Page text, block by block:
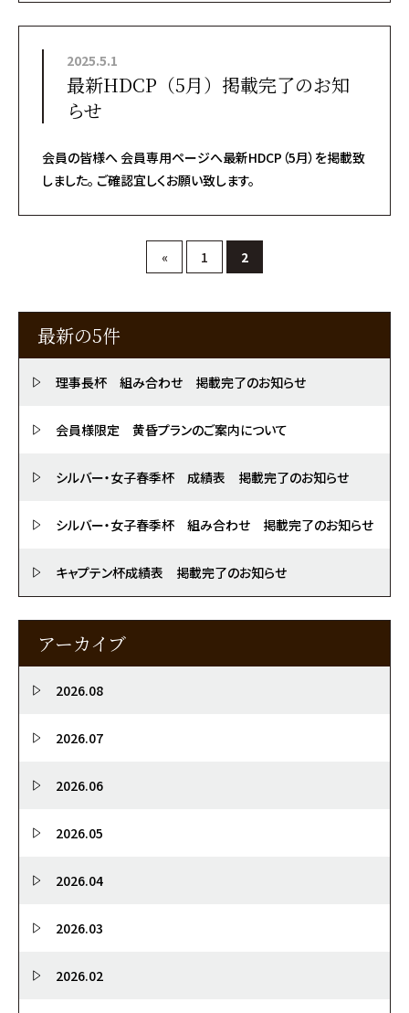
2025.5.1
最新HDCP（5月）掲載完了のお知
らせ
会員の皆様へ 会員専用ページへ最新HDCP（5月）を掲載致
しました。 ご確認宜しくお願い致します。
« 1 2
最新の5件
理事長杯 組み合わせ 掲載完了のお知らせ
会員様限定 黄昏プランのご案内について
シルバー・女子春季杯 成績表 掲載完了のお知らせ
シルバー・女子春季杯 組み合わせ 掲載完了のお知らせ
キャプテン杯成績表 掲載完了のお知らせ
アーカイブ
2026.08
2026.07
2026.06
2026.05
2026.04
2026.03
2026.02